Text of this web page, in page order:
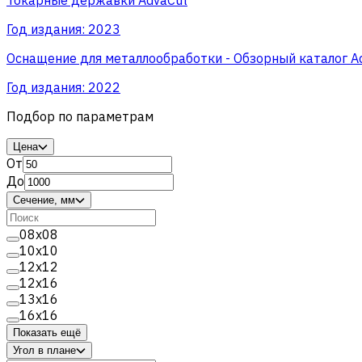
Год издания: 2023
Оснащение для металлообработки - Обзорный каталог
Год издания: 2022
Подбор по параметрам
Цена
От
До
Сечение, мм
08x08
10x10
12x12
12x16
13x16
16x16
Показать ещё
Угол в плане